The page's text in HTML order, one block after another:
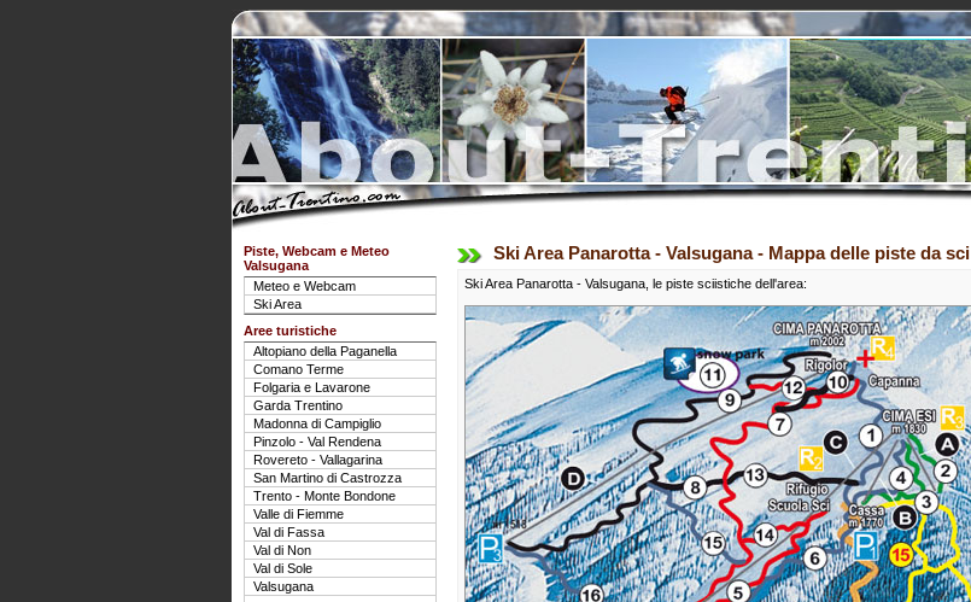
Ski Area Panarotta - Valsugana - Mappa delle piste da sci
Ski Area Panarotta - Valsugana, le piste sciistiche dell'area:
Piste, Webcam e Meteo
Valsugana
Meteo e Webcam
Ski Area
Aree turistiche
Altopiano della Paganella
Comano Terme
Folgaria e Lavarone
Garda Trentino
Madonna di Campiglio
Pinzolo - Val Rendena
Rovereto - Vallagarina
San Martino di Castrozza
Trento - Monte Bondone
Valle di Fiemme
Val di Fassa
Val di Non
Val di Sole
Valsugana